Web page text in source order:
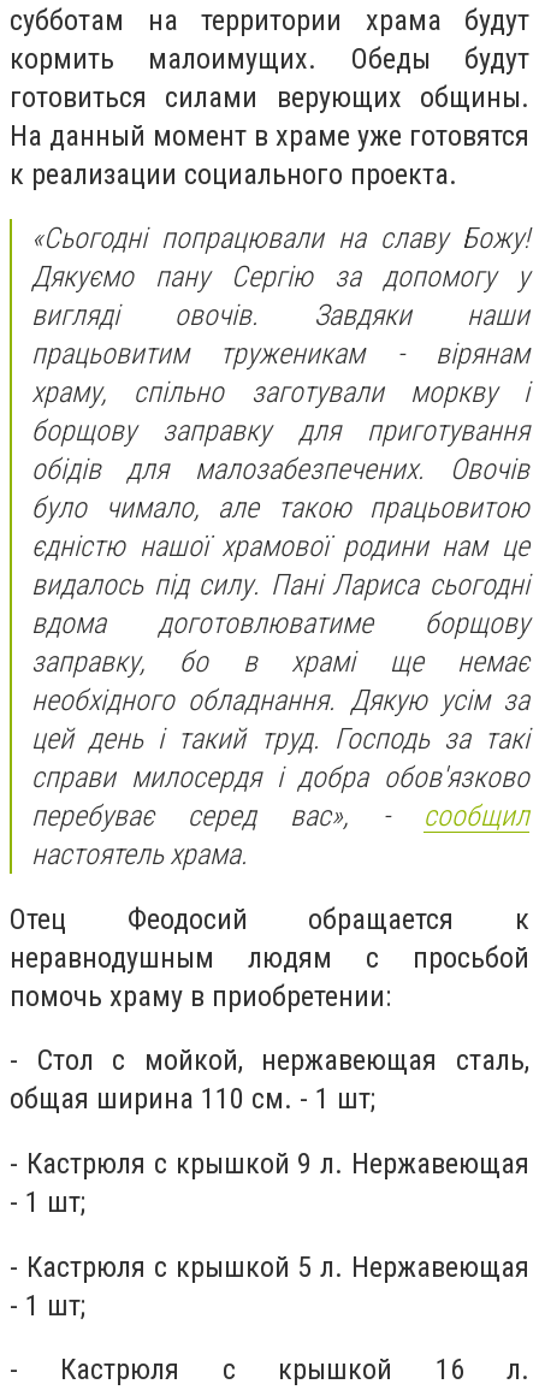
субботам на территории храма будут
кормить малоимущих. Обеды будут
готовиться силами верующих общины.
На данный момент в храме уже готовятся
к реализации социального проекта.
«Сьогодні попрацювали на славу Божу!
Дякуємо пану Сергію за допомогу у
вигляді овочів. Завдяки наши
працьовитим труженикам - вірянам
храму, спільно заготували моркву і
борщову заправку для приготування
обідів для малозабезпечених. Овочів
було чимало, але такою працьовитою
єдністю нашої храмової родини нам це
видалось під силу. Пані Лариса сьогодні
вдома доготовлюватиме борщову
заправку, бо в храмі ще немає
необхідного обладнання. Дякую усім за
цей день і такий труд. Господь за такі
справи милосердя і добра обов'язково
перебуває серед вас», - сообщил
настоятель храма.
Отец Феодосий обращается к
неравнодушным людям с просьбой
помочь храму в приобретении:
- Стол с мойкой, нержавеющая сталь,
общая ширина 110 см. - 1 шт;
- Кастрюля с крышкой 9 л. Нержавеющая
- 1 шт;
- Кастрюля с крышкой 5 л. Нержавеющая
- 1 шт;
- Кастрюля с крышкой 16 л.